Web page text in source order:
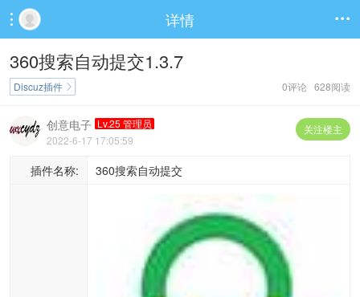
 详情 
360搜索自动提交1.3.7
0评论 628阅读
Discuz插件 
关注楼主
创意电子 Lv.25 管理员
2022-6-17 17:05:59
插件名称: 360搜索自动提交